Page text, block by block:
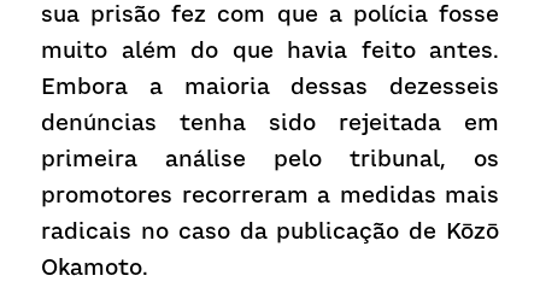
sua prisão fez com que a polícia fosse
muito além do que havia feito antes.
Embora a maioria dessas dezesseis
denúncias tenha sido rejeitada em
primeira análise pelo tribunal, os
promotores recorreram a medidas mais
radicais no caso da publicação de Kōzō
Okamoto.